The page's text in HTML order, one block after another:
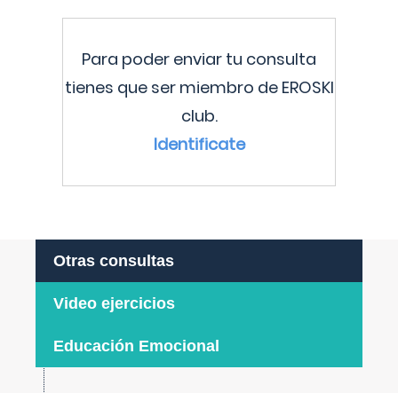
Para poder enviar tu consulta
tienes que ser miembro de EROSKI
club.
Identificate
Otras consultas
Video ejercicios
Educación Emocional